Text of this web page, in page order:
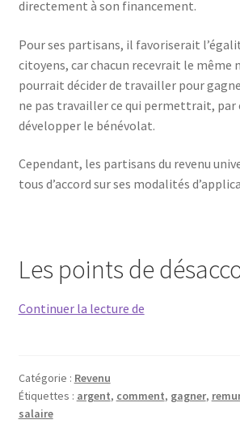
directement à son financement.
Pour ses partisans, il favoriserait
citoyens, car chacun recevrait le
pourrait décider de travailler pour
ne pas travailler ce qui permettrait, par
développer le bénévolat.
Cependant, les partisans du revenu
tous d’accord sur ses modalités
Les points de
Continuer la lecture deQu’en
l’Etat
Catégorie : Revenu
Étiquettes : argent, comment, gagner,
salaire